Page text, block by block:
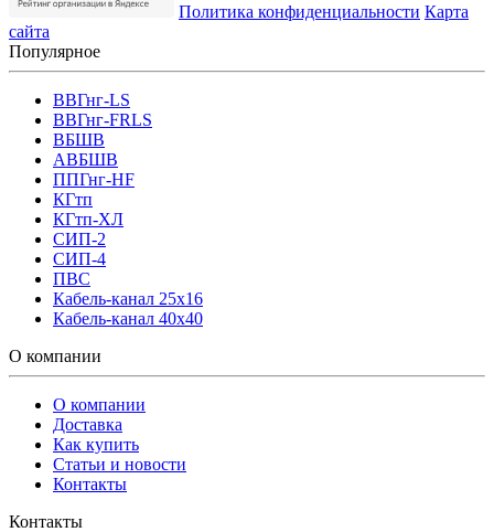
Политика конфиденциальности Карта
сайта
Популярное
ВВГнг-LS
ВВГнг-FRLS
ВБШВ
АВБШВ
ППГнг-HF
КГтп
КГтп-ХЛ
СИП-2
СИП-4
ПВС
Кабель-канал 25х16
Кабель-канал 40х40
О компании
О компании
Доставка
Как купить
Статьи и новости
Контакты
Контакты